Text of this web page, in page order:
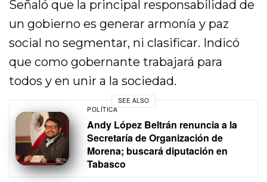
Señaló que la principal responsabilidad de
un gobierno es generar armonía y paz
social no segmentar, ni clasificar. Indicó
que como gobernante trabajará para
todos y en unir a la sociedad.
SEE ALSO
POLÍTICA
Andy López Beltrán renuncia a la
Secretaría de Organización de
Morena; buscará diputación en
Tabasco